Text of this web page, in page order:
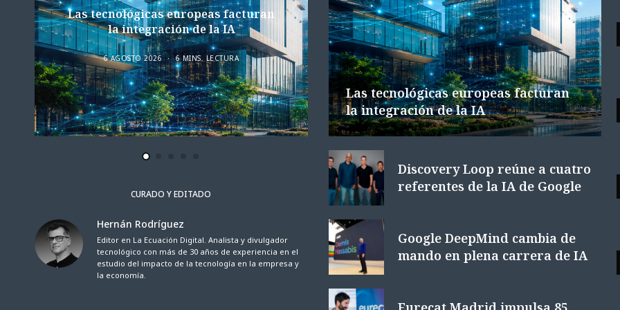
Las tecnológicas europeas facturan
la integración de la IA
6 AGOSTO 2026 6 MINS. LECTURA
Google DeepMind cambia de mando
en plena carrera de IA
6 AGOSTO 2026 4 MINS. LECTURA
CURADO Y EDITADO
Hernán Rodríguez
Editor en La Ecuación Digital. Analista y divulgador
tecnológico con más de 30 años de experiencia en el
estudio del impacto de la tecnología en la empresa y
la economía.
Las tecnológicas europeas facturan
la integración de la IA
Discovery Loop reúne a cuatro
referentes de la IA de Google
Google DeepMind cambia de
mando en plena carrera de IA